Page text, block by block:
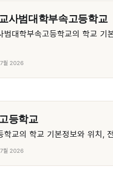
사범대학부속고등학교
범대학부속고등학교의 학교 기
월 2026
등학교
학교의 학교 기본정보와 위치,
월 2026